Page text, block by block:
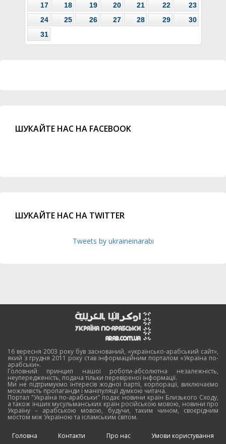
17
18 19 20 21 22
23
24
25 26 27 28 29
30
31
ШУКАЙТЕ НАС НА FACEBOOK
ШУКАЙТЕ НАС НА TWITTER
Tweets by ukraineinarabi
16 вересня 2003 року був заснований, «українсько-арабський сайт»,
який з грудня 2011 року став інформаційним порталом «Україна по-
арабськи».
Головний принцип нашої роботи-абсолютна незалежність,
неупередженість, подача тільки перевіреної інформації.
Ми не підтримуємо інтересів жодної партії, корпорації, виключаємо
можливість пропаганди і маніпуляції думкою читача.
Портал "Україна по-арабськи" подає новини країн Близького Сходу,
а також інших мусульманських країн російською мовою, новини про
Україну – арабською мовою, будучи, таким чином, своєрідним
мостом між Україною та ісламським світом.
Головна Контакти Про нас Умови користування